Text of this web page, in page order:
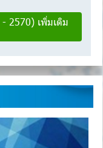
เพิ่มเติม